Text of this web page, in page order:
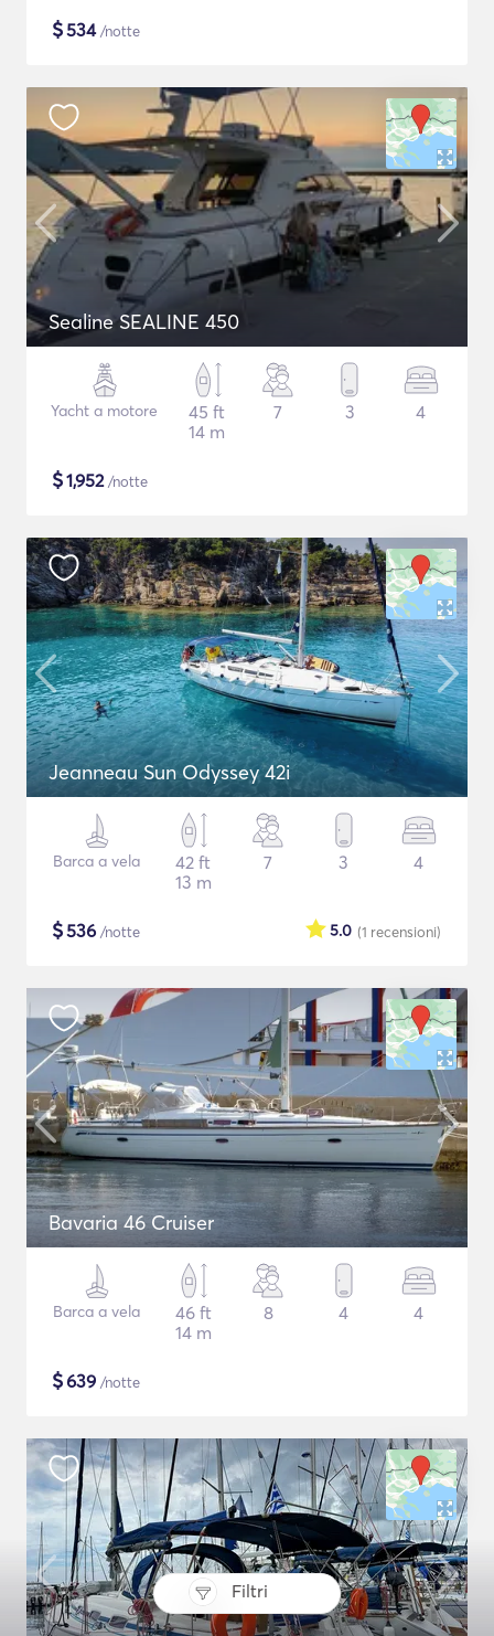
Filtri
$534/notte
Sealine SEALINE 450
Yacht a motore
45 ft
14 m
7 3 4
$1,952/notte
Jeanneau Sun Odyssey 42i
Barca a vela
42 ft
13 m
7 3 4
$536 /notte (1 recensioni)
5.0
Bavaria 46 Cruiser
Barca a vela
46 ft
14 m
8 4 4
$639 /notte